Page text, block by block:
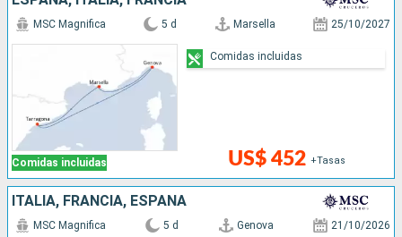
Comidas incluidas
MSC Magnifica 5 d Marsella 25/10/2027
US$ 452 +Tasas
Comidas incluidas
ITALIA, FRANCIA, ESPAÑA
MSC Magnifica 5 d Genova 21/10/2026